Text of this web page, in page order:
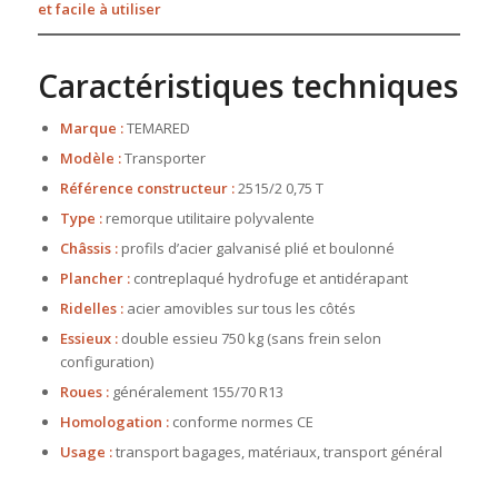
et facile à utiliser
Caractéristiques techniques
Marque :TEMARED
Modèle :Transporter
Référence constructeur :2515/2 0,75 T
Type :remorque utilitaire polyvalente
Châssis :profils d’acier galvanisé plié et boulonné
Plancher :contreplaqué hydrofuge et antidérapant
Ridelles :acier amovibles sur tous les côtés
Essieux :double essieu 750 kg (sans frein selon
configuration)
Roues :généralement 155/70 R13
Homologation :conforme normes CE
Usage :transport bagages, matériaux, transport général